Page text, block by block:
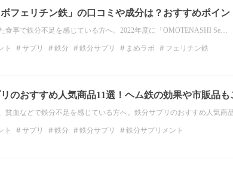
ボフェリチン鉄」の口コミや成分は？おすすめポイ
食事で鉄分不足を感じている方へ。2022年度に「OMOTENASHI Se…
ト サプリ 鉄分 鉄分サプリ まめラボ フェリチン鉄
のおすすめ人気商品11選！ヘム鉄の効果や市販品も
貧血などで鉄分不足を感じている方へ。鉄分サプリのおすすめ人気商
ト サプリ 鉄分 鉄分サプリ 鉄分サプリメント